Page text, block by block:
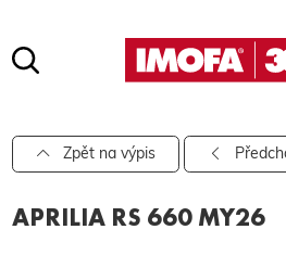
Pro vyhledávání zadejte alespoň 3
Zpět na výpis
APRILIA RS 660 MY26